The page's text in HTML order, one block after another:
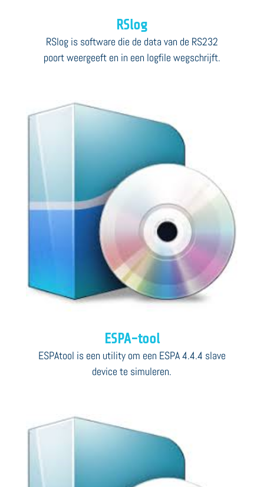
RSlog
RSlog is software die de data van de RS232
poort weergeeft en in een logfile wegschrijft.
ESPA-tool
ESPAtool is een utility om een ESPA 4.4.4 slave
device te simuleren.